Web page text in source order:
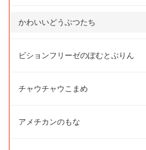
かわいいどうぶつたち
ビションフリーゼのぽむとぷりん
チャウチャウこまめ
アメチカンのもな